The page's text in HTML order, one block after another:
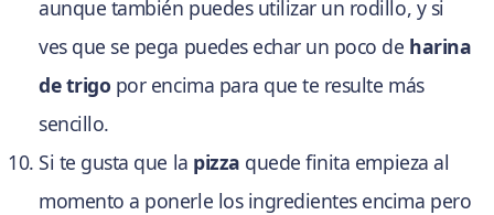
aunque también puedes utilizar un rodillo, y si
ves que se pega puedes echar un poco de harina
de trigo por encima para que te resulte más
sencillo.
Si te gusta que la pizza quede finita empieza al
momento a ponerle los ingredientes encima pero